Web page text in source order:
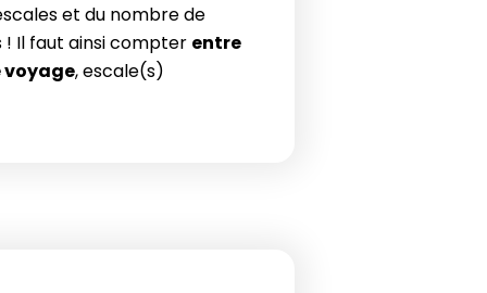
et du nombre de
Il faut ainsi compter entre
voyage, escale(s)